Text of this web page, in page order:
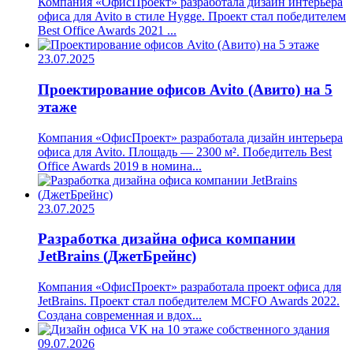
офиса для Avito в стиле Hygge. Проект стал победителем
Best Office Awards 2021 ...
23.07.2025
Проектирование офисов Avito (Авито) на 5
этаже
Компания «ОфисПроект» разработала дизайн интерьера
офиса для Avito. Площадь — 2300 м². Победитель Best
Office Awards 2019 в номина...
23.07.2025
Разработка дизайна офиса компании
JetBrains (ДжетБрейнс)
Компания «ОфисПроект» разработала проект офиса для
JetBrains. Проект стал победителем MCFO Awards 2022.
Создана современная и вдох...
09.07.2026